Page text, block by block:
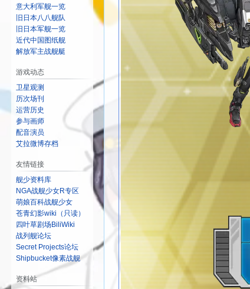
意大利军舰一览
旧日本八八舰队
旧日本军舰一览
近代中国图纸舰
解放军主战舰艇
游戏动态
卫星观测
历次场刊
运营历史
参与画师
配音演员
艾拉微博存档
友情链接
舰少资料库
NGA战舰少女R专区
萌娘百科战舰少女
苍青幻影wiki（只读）
四叶草剧场BiliWiki
战列舰论坛
Secret Projects论坛
Shipbucket像素战舰
资料站